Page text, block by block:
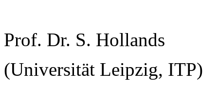
Prof. Dr. S. Hollands
(Universität Leipzig, ITP)